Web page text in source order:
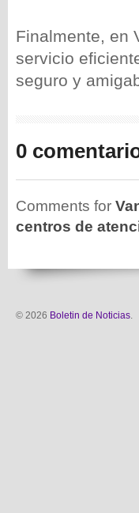
Finalmente, en
servicio
seguro y
0
Comments for
centros de
© 2026 Boletin de Noticias.